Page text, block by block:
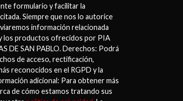
formulario y facilitar la
Siempre que nos lo autorice
información relacionada
los productos ofrecidos por PIA
DE SAN PABLO. Derechos: Podrá
de acceso, rectificación,
reconocidos en el RGPD y la
adicional: Para obtener más
de cómo estamos tratando sus